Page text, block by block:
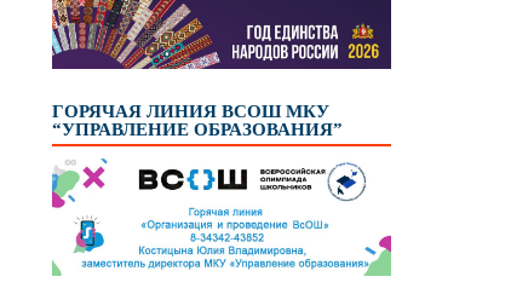
ГОРЯЧАЯ ЛИНИЯ ВСОШ МКУ
“УПРАВЛЕНИЕ ОБРАЗОВАНИЯ”